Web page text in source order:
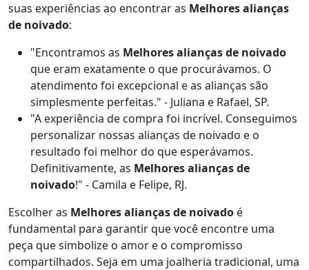
suas experiências ao encontrar as Melhores alianças
de noivado:
"Encontramos as Melhores alianças de noivado
que eram exatamente o que procurávamos. O
atendimento foi excepcional e as alianças são
simplesmente perfeitas." - Juliana e Rafael, SP.
"A experiência de compra foi incrível. Conseguimos
personalizar nossas alianças de noivado e o
resultado foi melhor do que esperávamos.
Definitivamente, as Melhores alianças de
noivado!" - Camila e Felipe, RJ.
Escolher as Melhores alianças de noivado é
fundamental para garantir que você encontre uma
peça que simbolize o amor e o compromisso
compartilhados. Seja em uma joalheria tradicional, uma